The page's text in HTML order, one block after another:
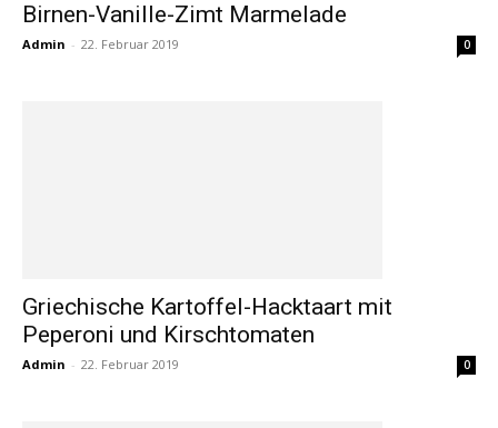
Birnen-Vanille-Zimt Marmelade
Admin - 22. Februar 2019 0
Griechische Kartoffel-Hacktaart mit
Peperoni und Kirschtomaten
Admin - 22. Februar 2019 0